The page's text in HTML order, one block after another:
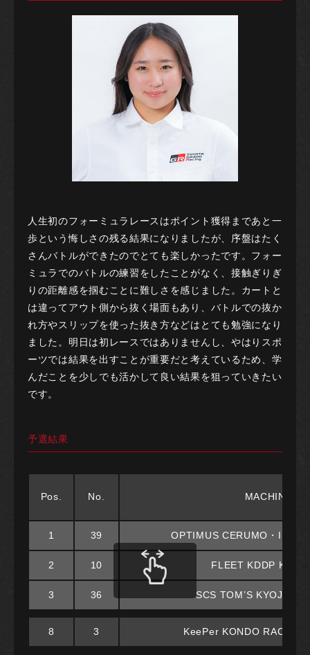
人生初のフォーミュラレースはポイント獲得まであと一
歩という悔しさの残る結果になりましたが、序盤はたく
さんバトルができたのでとても楽しかったです。フォー
ミュラでのバトルの練習をしたことがなく、接触ぎりぎ
りの距離感を掴むことに難しさを感じました。カートと
は違ってアウト側から抜く場面もあり、バトルでの抜か
れ方やスリップを使った抜き方などはとても勉強になり
ました。明日は初レースではありませんし、やはりスポ
ーツでは結果を出すことが重要だと考えているため、学
んだことを少しでも活かして良い結果を狙っていきたい
です。
予選結果
Pos. No. MACHINE
1 39 OPTIMUS CERUMO・
2 10 FLEET KDDP KC-
3 36 SCS TOM’S KYOJO
8 3 KeePer KONDO RACING